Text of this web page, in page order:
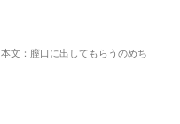
本文：膣口に出してもらうのめち